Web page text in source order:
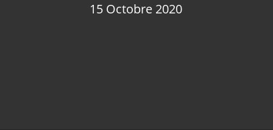
15 Octobre 2020